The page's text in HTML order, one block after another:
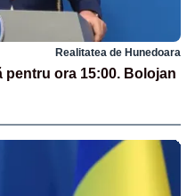
Realitatea de Hunedoara
pentru ora 15:00. Bolojan